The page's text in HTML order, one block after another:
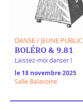
DANSE / JEUNE PUBLIC
BOLÉRO & 9.81
Laissez-moi danser !
le 18 novembre 2025
Salle Balavoine